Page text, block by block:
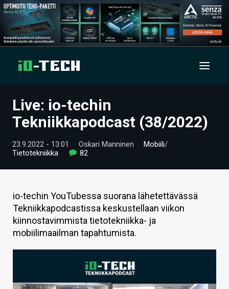
UUTISET
VIDEOT
TIETOA
HINTA.FI
Live: io-techin
Tekniikkapodcast (38/2022)
23.9.2022 - 13:01 Oskari Manninen Mobiili/
Tietotekniikka
82
io-techin YouTubessa suorana lähetettävässä
Tekniikkapodcastissa keskustellaan viikon
kiinnostavimmista tietotekniikka- ja
mobiilimaailman tapahtumista.